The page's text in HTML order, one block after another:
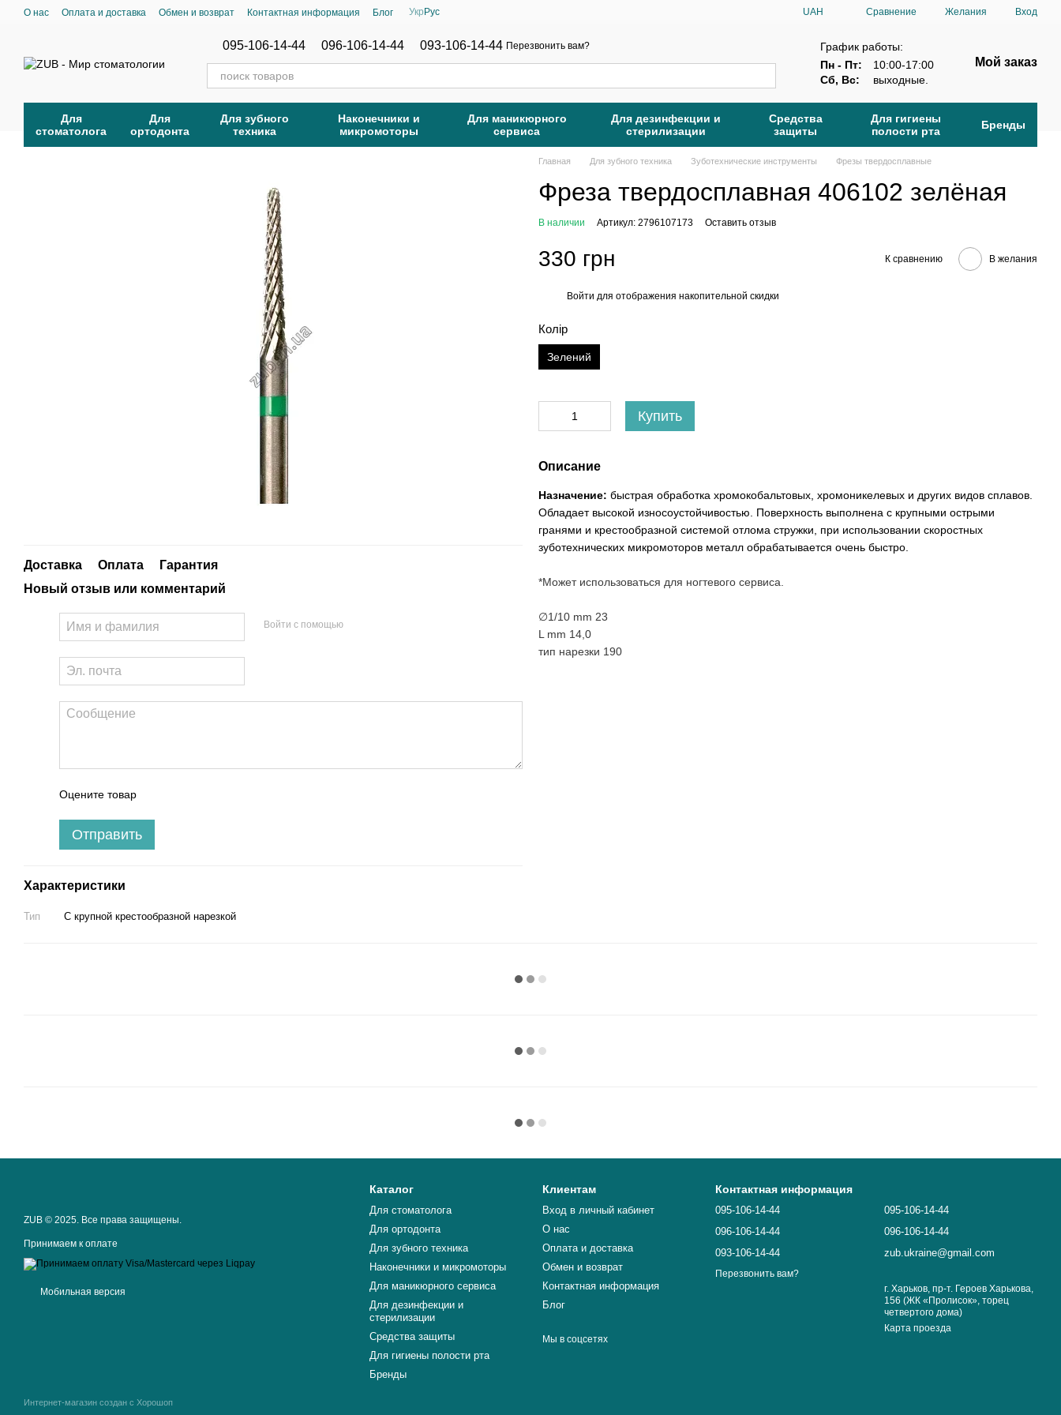
Перейти к основному контенту
О нас Оплата и доставка Обмен и возврат Контактная информация Блог Укр Рус UAH Сравнение Желания Вход
095-106-14-44 096-106-14-44 093-106-14-44 Перезвонить вам?
График работы:
Пн - Пт:
10:00-17:00
Сб, Вс:
выходные.
Мой заказ
Для
стоматолога
Для
ортодонта
Для зубного
техника
Наконечники и
микромоторы
Для маникюрного
сервиса
Для дезинфекции и
стерилизации
Средства
защиты
Для гигиены
полости рта
Бренды
Доставка Оплата
Гарантия
Новый отзыв или комментарий
Войти с помощью
Оцените товар
Отправить
Характеристики
Тип С крупной крестообразной нарезкой
Главная Для зубного техника Зуботехнические инструменты Фрезы твердосплавные
Фреза твердосплавная 406102 зелёная
В наличии Артикул: 2796107173 Оставить отзыв
330 грн К сравнению В желания
Войти для отображения накопительной скидки
Колір
Зелений
Купить
Описание
Назначение: быстрая обработка хромокобальтовых, хромоникелевых и других видов сплавов.
Обладает высокой износоустойчивостью. Поверхность выполнена с крупными острыми
гранями и крестообразной системой отлома стружки, при использовании скоростных
зуботехнических микромоторов металл обрабатывается очень быстро.
*Может использоваться для ногтевого сервиса.
∅1/10 mm 23
L mm 14,0
тип нарезки 190
ZUB © 2025. Все права защищены.
Принимаем к оплате
Мобильная версия
Интернет-магазин создан с Хорошоп
Каталог
Для стоматолога
Для ортодонта
Для зубного техника
Наконечники и микромоторы
Для маникюрного сервиса
Для дезинфекции и
стерилизации
Средства защиты
Для гигиены полости рта
Бренды
Клиентам
Вход в личный кабинет
О нас
Оплата и доставка
Обмен и возврат
Контактная информация
Блог
Мы в соцсетях
Контактная информация
095-106-14-44
096-106-14-44
093-106-14-44
Перезвонить вам?
095-106-14-44
096-106-14-44
zub.ukraine@gmail.com
г. Харьков, пр-т. Героев Харькова,
156 (ЖК «Пролисок», торец
четвертого дома)
Карта проезда